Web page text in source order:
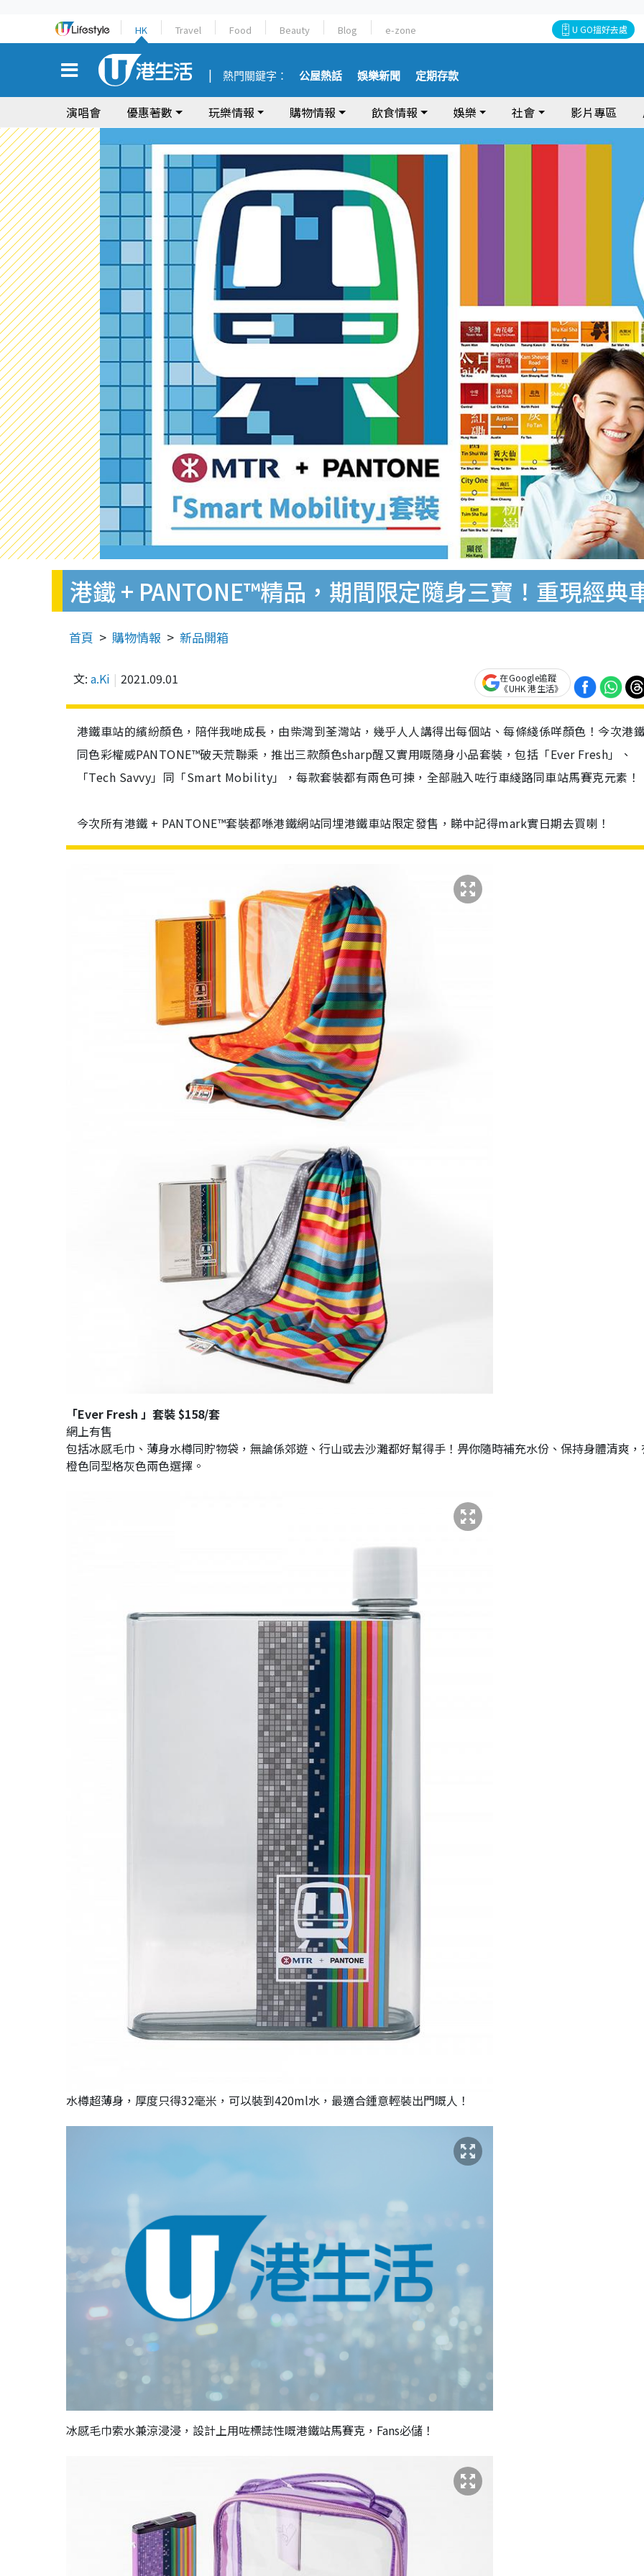
HK Travel Food Beauty Blog e-zone U GO搵好去處
熱門關鍵字： 公屋熱話 娛樂新聞 定期存款
演唱會 優惠著數 玩樂情報 購物情報 飲食情報 娛樂 社會 影片專區
港鐵 + PANTONE™精品，期間限定隨身三寶！重現經典
首頁 購物情報 新品開箱
文: a.Ki 2021.09.01
在Google追蹤
《UHK 港生活》
港鐵車站的繽紛顏色，陪伴我哋成長，由柴灣到荃灣站，幾乎人人講得出每個站、每條綫係咩顏色！今次港
同色彩權威PANTONE™破天荒聯乘，推出三款顏色sharp醒又實用嘅隨身小品套裝，包括「Ever Fresh」、
「Tech Savvy」同「Smart Mobility」，每款套裝都有兩色可揀，全部融入咗行車綫路同車站馬賽克元素！
今次所有港鐵 + PANTONE™套裝都喺港鐵網站同埋港鐵車站限定發售，睇中記得mark實日期去買喇！
「Ever Fresh 」套裝 $158/套
網上有售
包括冰感毛巾、薄身水樽同貯物袋，無論係郊遊、行山或去沙灘都好幫得手！畀你隨時補充水份、保持身體清爽
橙色同型格灰色兩色選擇。
水樽超薄身，厚度只得32毫米，可以裝到420ml水，最適合鍾意輕裝出門嘅人！
冰感毛巾索水兼涼浸浸，設計上用咗標誌性嘅港鐵站馬賽克，Fans必儲！